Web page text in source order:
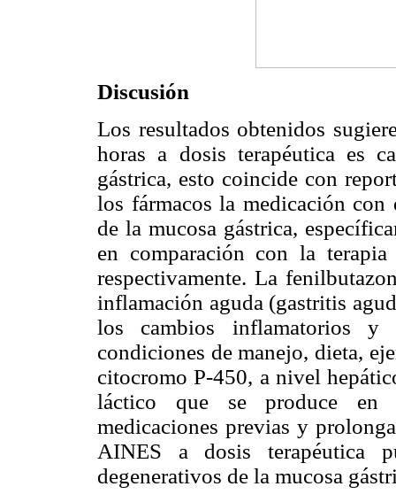
Discusión
Los resultados obtenidos
horas a dosis terapéutica es
gástrica, esto coincide con
los fármacos la medicación
de la mucosa gástrica,
en comparación con la
respectivamente. La
inflamación aguda (gastritis
los cambios inflamatorios y
condiciones de manejo, dieta,
citocromo P-450, a nivel
láctico que se produce en
medicaciones previas y
AINES a dosis terapéutica
degenerativos de la mucosa